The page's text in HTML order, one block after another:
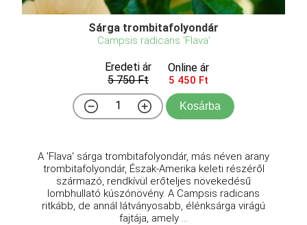
Sárga trombitafolyondár
Campsis radicans 'Flava'
Eredeti ár
5 750 Ft
Online ár
5 450 Ft
Kosárba
A 'Flava' sárga trombitafolyondár, más néven arany
trombitafolyondár, Észak-Amerika keleti részéről
származó, rendkívül erőteljes növekedésű
lombhullató kúszónövény. A Campsis radicans
ritkább, de annál látványosabb, élénksárga virágú
fajtája, amely ...